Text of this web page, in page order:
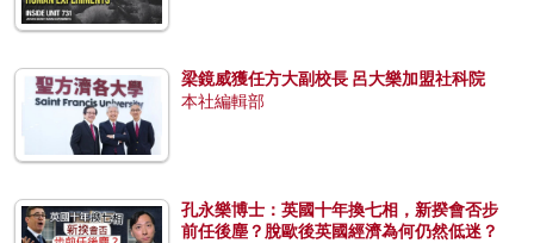
梁鏡威獲任方大副校長 呂大樂加盟社科院
本社編輯部
孔永樂博士：英國十年換七相，新揆會否步
前任後塵？脫歐後英國經濟為何仍然低迷？